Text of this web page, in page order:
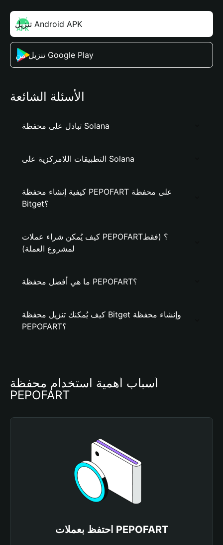
تنزيل Android APK
تنزيل من Google Play
الأسئلة الشائعة
تبادل على محفظة Solana
التطبيقات اللامركزية على Solana
كيفية إنشاء محفظة PEPOFART على محفظة
Bitget؟
كيف يُمكن شراء عملات PEPOFART؟ (فقط
لمشروع العملة)
ما هي أفضل محفظة PEPOFART؟
كيف يُمكنك تنزيل محفظة Bitget وإنشاء محفظة
PEPOFART؟
أسباب أهمية استخدام محفظة
PEPOFART
احتفظ بعملات PEPOFART